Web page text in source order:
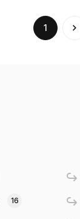
1
(current)
16